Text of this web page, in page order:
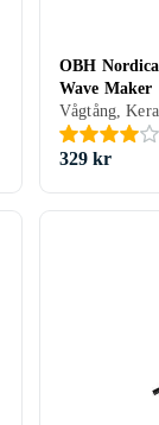
OBH
Wave Maker
329 kr